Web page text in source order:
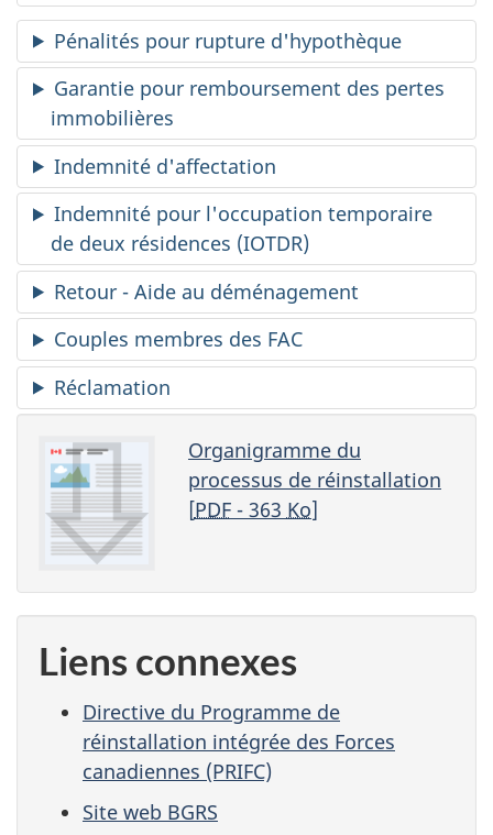
Pénalités pour rupture d'hypothèque
Garantie pour remboursement des pertes
immobilières
Indemnité d'affectation
Indemnité pour l'occupation temporaire
de deux résidences (IOTDR)
Retour - Aide au déménagement
Couples membres des FAC
Réclamation
Organigramme du
processus de réinstallation
[PDF- 363 Ko]
Liens connexes
Directive du Programme de
réinstallation intégrée des Forces
canadiennes (PRIFC)
Site web BGRS